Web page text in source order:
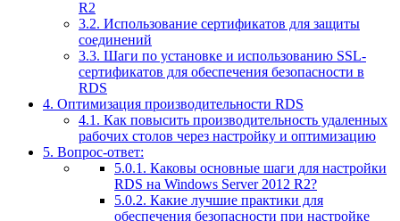
R2
3.2. Использование сертификатов для защиты
соединений
3.3. Шаги по установке и использованию SSL-
сертификатов для обеспечения безопасности в
RDS
4. Оптимизация производительности RDS
4.1. Как повысить производительность удаленных
рабочих столов через настройку и оптимизацию
5. Вопрос-ответ:
5.0.1. Каковы основные шаги для настройки
RDS на Windows Server 2012 R2?
5.0.2. Какие лучшие практики для
обеспечения безопасности при настройке